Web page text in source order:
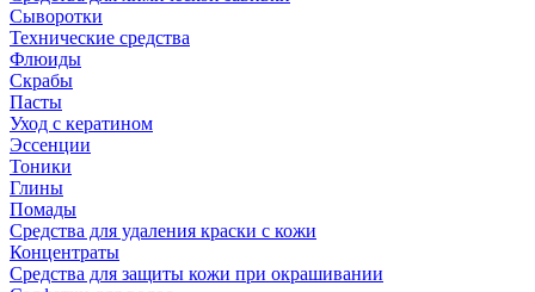
Сыворотки
Технические средства
Флюиды
Скрабы
Пасты
Уход с кератином
Эссенции
Тоники
Глины
Помады
Средства для удаления краски с кожи
Концентраты
Средства для защиты кожи при окрашивании